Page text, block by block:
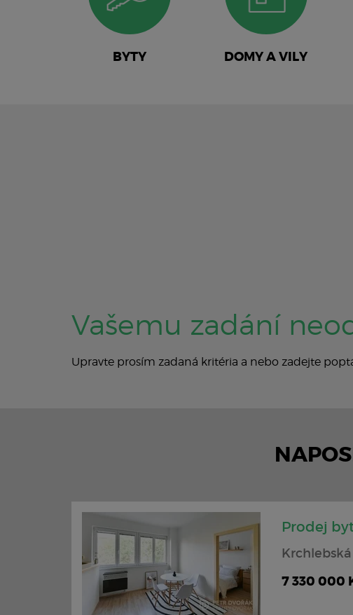
BYTY DOMY A VILY
Vašemu zadání
Upravte prosím zadaná kritéria a nebo zadejte
Prodej
Krchlebská
7 330 000